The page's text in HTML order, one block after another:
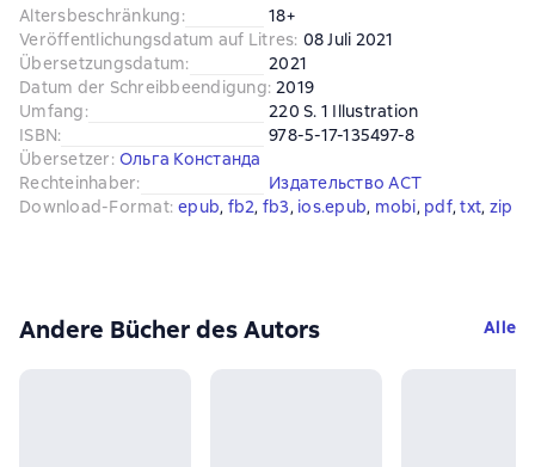
Altersbeschränkung:
18+
Veröffentlichungsdatum auf Litres: 08 Juli 2021
Übersetzungsdatum:
2021
Datum der Schreibbeendigung: 2019
Umfang:
220 S. 1 Illustration
ISBN:
978-5-17-135497-8
Übersetzer: Ольга Констанда
Rechteinhaber:
Издательство АСТ
Download-Format: epub, fb2, fb3, ios.epub, mobi, pdf, txt, zip
Andere Bücher des Autors Alle